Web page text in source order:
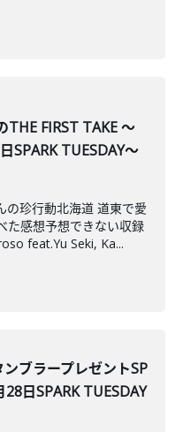
THE FIRST TAKE ～
SPARK TUESDAY～
の珍行動北海道 道東で愛
た感想予想できない収録
feat.Yu Seki, Ka...
ブラープレゼントSP
日SPARK TUESDAY